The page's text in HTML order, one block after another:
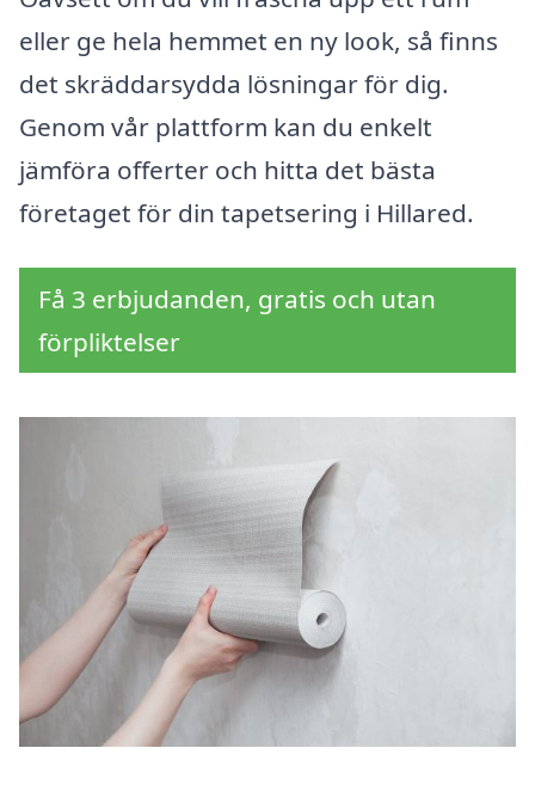
eller ge hela hemmet en ny look, så finns
det skräddarsydda lösningar för dig.
Genom vår plattform kan du enkelt
jämföra offerter och hitta det bästa
företaget för din tapetsering i Hillared.
Få 3 erbjudanden, gratis och utan
förpliktelser